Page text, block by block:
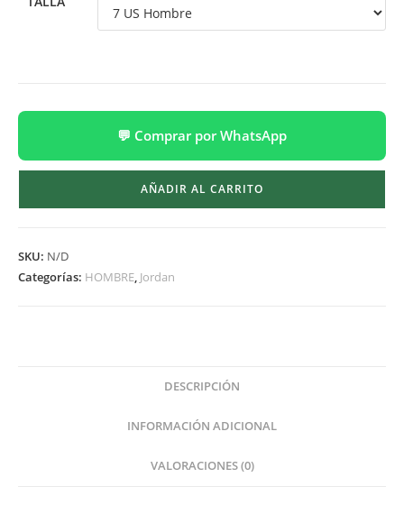
💬 Comprar por WhatsApp
AÑADIR AL CARRITO
SKU: N/D
Categorías: HOMBRE, Jordan
DESCRIPCIÓN
INFORMACIÓN ADICIONAL
VALORACIONES (0)